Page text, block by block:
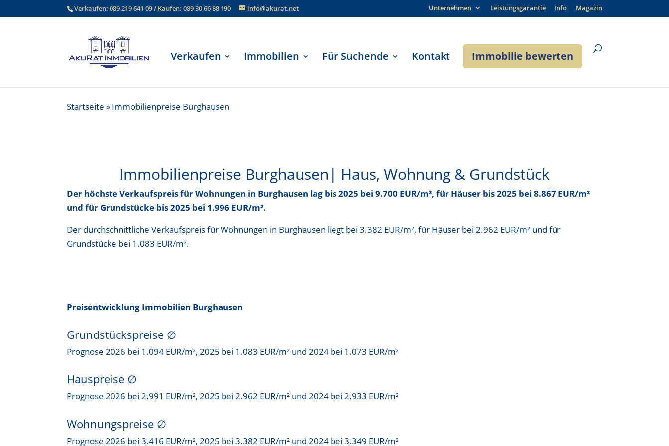
Verkaufen:089 219 641 09/ Kaufen:089 30 66 88 190 info@akurat.net Unternehmen Leistungsgarantie Info Magazin
Verkaufen Immobilien Für Suchende Kontakt Immobilie bewerten
Startseite » Immobilienpreise Burghausen
Immobilienpreise Burghausen| Haus, Wohnung & Grundstück
Der höchste Verkaufspreis für Wohnungen in Burghausen lag bis2025 bei 9.700 EUR/m², für Häuser bis2025 bei 8.867 EUR/m²
und für Grundstücke bis2025 bei 1.996 EUR/m².
Der durchschnittliche Verkaufspreis für Wohnungen in Burghausen liegt bei3.382 EUR/m², für Häuser bei2.962 EUR/m² und für
Grundstücke bei 1.083 EUR/m².
Preisentwicklung Immobilien Burghausen
Grundstückspreise ∅
Prognose 2026 bei 1.094 EUR/m², 2025 bei 1.083 EUR/m² und 2024 bei 1.073 EUR/m²
Hauspreise ∅
Prognose 2026 bei 2.991 EUR/m², 2025 bei 2.962 EUR/m² und 2024 bei 2.933 EUR/m²
Wohnungspreise ∅
Prognose 2026 bei 3.416 EUR/m², 2025 bei 3.382 EUR/m² und 2024 bei 3.349 EUR/m²